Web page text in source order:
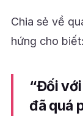
Chia sẻ về
hứng cho biết:
“Đối
đã quá